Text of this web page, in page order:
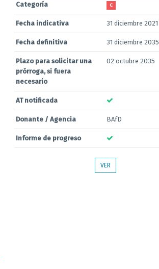
Categoría C
Fecha indicativa 31 diciembre 2021
Fecha definitiva 31 diciembre 2035
Plazo para solicitar una
prórroga, si fuera
necesario
02 octubre 2035
AT notificada
Donante / Agencia BAfD
Informe de progreso
VER